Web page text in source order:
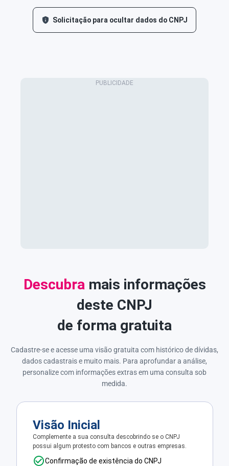
Solicitação para ocultar dados do CNPJ
Descubra mais informações
deste CNPJ
de forma gratuita
Cadastre-se e acesse uma visão gratuita com histórico de dívidas,
dados cadastrais e muito mais. Para aprofundar a análise,
personalize com informações extras em uma consulta sob
medida.
Visão Inicial
Complemente a sua consulta descobrindo se o CNPJ
possui algum protesto com bancos e outras empresas.
Confirmação de existência do CNPJ